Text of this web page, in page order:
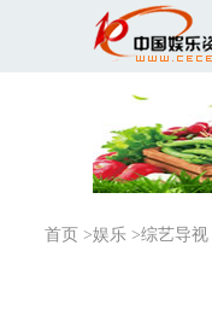
首页 >娱乐 >综艺导视